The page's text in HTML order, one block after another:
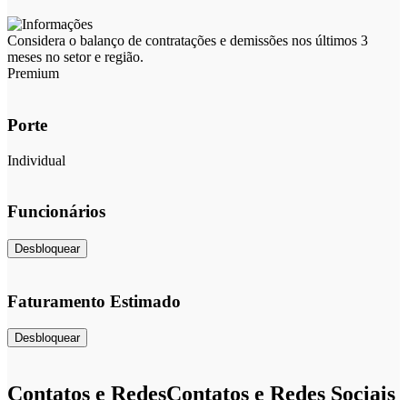
Considera o balanço de contratações e demissões nos últimos 3
meses no setor e região.
Premium
Porte
Individual
Funcionários
Desbloquear
Faturamento Estimado
Desbloquear
Contatos e RedesContatos e Redes Sociais